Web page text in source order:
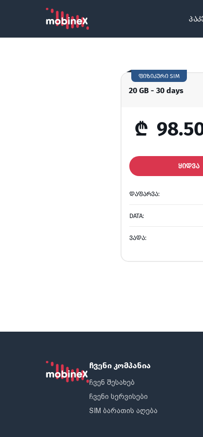
20 GB - 30 days
ფიზიკური SIM
₾
ᲧᲘᲓᲕᲐ
ᲓᲐᲤᲐᲠᲕᲐ:
DATA:
ᲕᲐᲓᲐ:
ჩვენი კომპანია
ჩვენ შესახებ
ჩვენი სერვისები
SIM ბარათის აღება